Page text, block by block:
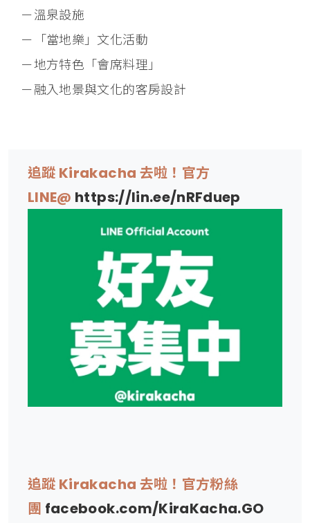
－溫泉設施
－「當地樂」文化活動
－地方特色「會席料理」
－融入地景與文化的客房設計
追蹤 Kirakacha 去啦！官方
LINE@ https://lin.ee/nRFduep
追蹤 Kirakacha 去啦！官方粉絲
團 facebook.com/KiraKacha.GO